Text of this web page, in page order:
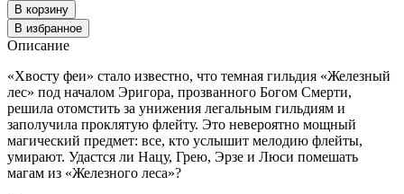
В корзину
В избранное
Описание
«Хвосту феи» стало известно, что темная гильдия «Железный
лес» под началом Эригора, прозванного Богом Смерти,
решила отомстить за унижения легальным гильдиям и
заполучила проклятую флейту. Это невероятно мощный
магический предмет: все, кто услышит мелодию флейты,
умирают. Удастся ли Нацу, Грею, Эрзе и Люси помешать
магам из «Железного леса»?